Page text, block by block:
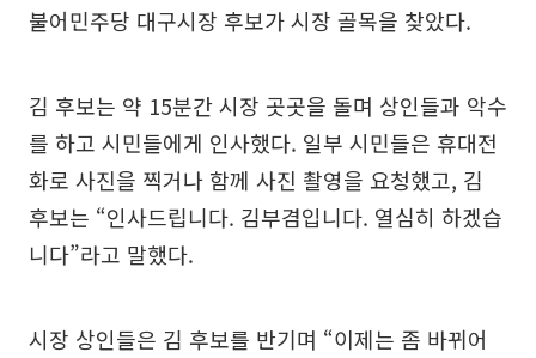
불어민주당 대구시장 후보가 시장 골목을 찾았다.
김 후보는 약 15분간 시장 곳곳을 돌며 상인들과 악수
를 하고 시민들에게 인사했다. 일부 시민들은 휴대전
화로 사진을 찍거나 함께 사진 촬영을 요청했고, 김
후보는 “인사드립니다. 김부겸입니다. 열심히 하겠습
니다”라고 말했다.
시장 상인들은 김 후보를 반기며 “이제는 좀 바뀌어